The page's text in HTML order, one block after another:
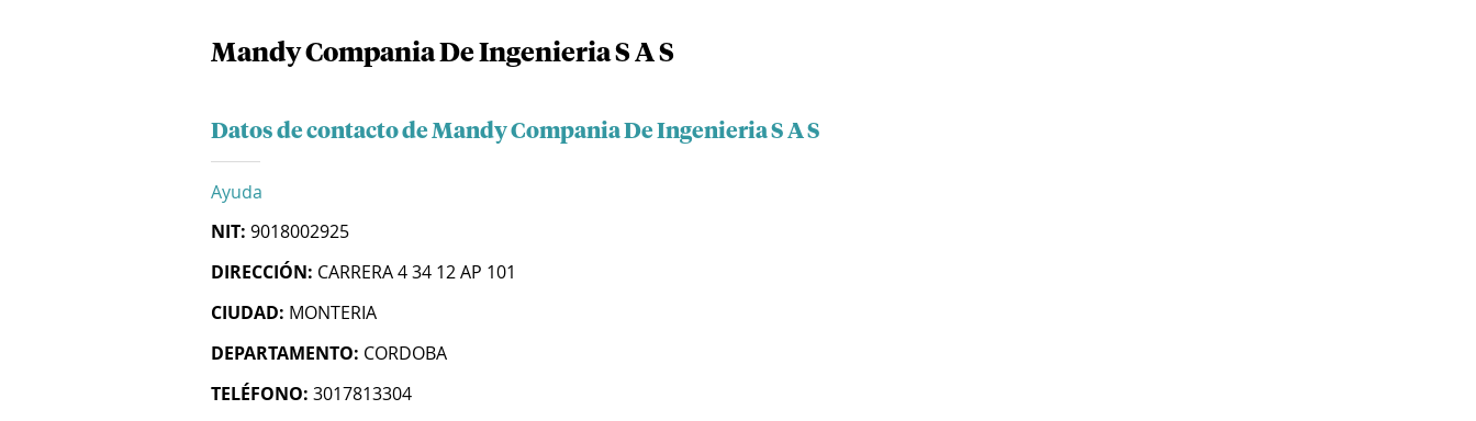
Mandy Compania De Ingenieria S A S
Datos de contacto de Mandy Compania De Ingenieria S A S
Ayuda
NIT: 9018002925
DIRECCIÓN: CARRERA 4 34 12 AP 101
CIUDAD: MONTERIA
DEPARTAMENTO: CORDOBA
TELÉFONO: 3017813304